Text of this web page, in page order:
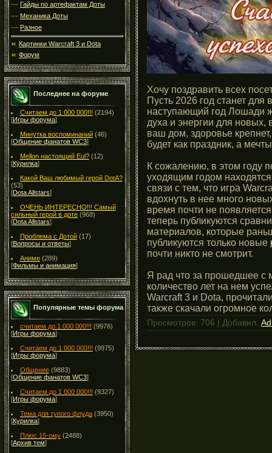
--- Гайды по артефактам Доты
--- Механика Доты
--- Разное
Картинки Warcraft 3 и Dota
Форум
Последнее на форуме
Считаем до 1 000 000!!! (2194)
[Игры форума]
Минутка воспоминаний (46)
[Общение фанатов WC3]
Mellon настоящий Eul? (12)
[Курилка]
Какой Ваш любимый герой DotA?
(53)
[Dota Allstars]
ОЧЕНЬ ИНТЕРЕСНО!!! Самый
сильный герой в доте (968)
[Dota Allstars]
Проблема с Дотой (17)
[Вопросы и ответы]
Аниме (289)
[Фильмы и анимация]
Популярные темы форума
считаем до 1 000 000!!! (9976)
[Игры форума]
Считаем до 1 000 000!!! (9975)
[Игры форума]
Общение (9883)
[Общение фанатов WC3]
Считаем до 1 000 000!!! (9327)
[Игры форума]
Тема для тупого флуда (3950)
[Курилка]
Плюс 15-ому (2488)
[Архив тем]
Хочу поздравить всех
Пусть 2026 год станет для
наступающий год Лошади
духа и энергии для новых,
ваш дом, здоровье
будет как праздник, а
К сожалению, в этом году
уходящим годом
связи с тем, что игра
вдохнуть в нее много
время почти не
теперь публикуются
материалов, которые
публикуются только новые
почти никто не смотрит.
Я рад что за прошедшее с
количество лет на нем
Warcraft 3 и Dota,
также скачали огромное
Просмотров: 706 | Добавил: